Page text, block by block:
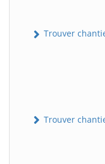
Trouver
Trouver